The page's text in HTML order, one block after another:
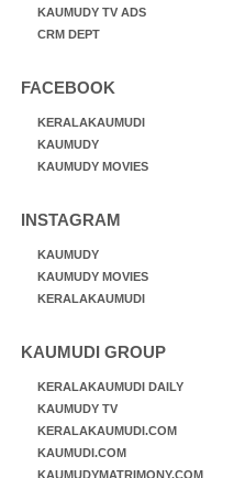
KAUMUDY TV ADS
CRM DEPT
FACEBOOK
KERALAKAUMUDI
KAUMUDY
KAUMUDY MOVIES
INSTAGRAM
KAUMUDY
KAUMUDY MOVIES
KERALAKAUMUDI
KAUMUDI GROUP
KERALAKAUMUDI DAILY
KAUMUDY TV
KERALAKAUMUDI.COM
KAUMUDI.COM
KAUMUDYMATRIMONY.COM